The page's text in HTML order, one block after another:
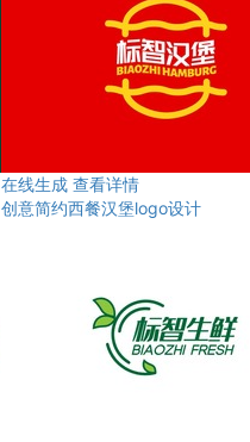
在线生成 查看详情
创意简约西餐汉堡logo设计